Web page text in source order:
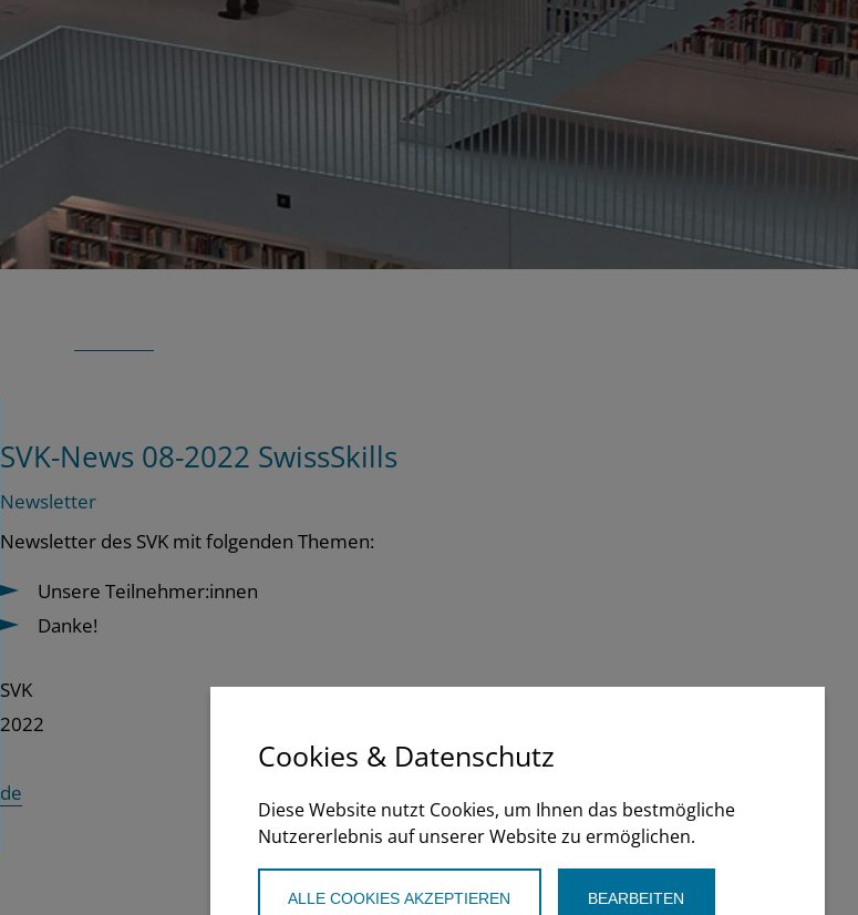
SVK-News 08-2022 SwissSkills
Newsletter
Newsletter des SVK mit folgenden Themen:
Unsere Teilnehmer:innen
Danke!
SVK
2022
de
Cookies & Datenschutz
Diese Website nutzt Cookies, um Ihnen das bestmögliche
Nutzererlebnis auf unserer Website zu ermöglichen.
ALLE COOKIES AKZEPTIEREN BEARBEITEN